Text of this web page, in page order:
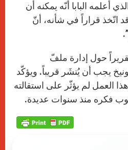
أعلمه البابا أنّه يمكنه أن
اتّخذ قراراً في شأنه، أنّ
حول إدارة ملفّ
يجب أن يُنشَر قريباً. ويؤكّد
العمل لم يؤثّر على استقالته
فكره منذ سنوات عديدة.